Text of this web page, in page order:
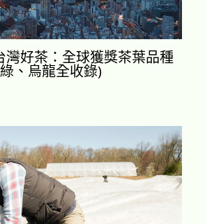
灣好茶：全球獲獎茶葉品種
、烏龍全收錄)